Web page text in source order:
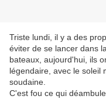
Triste lundi, il y a des
éviter de se lancer dans
bateaux, aujourd'hui, ils
légendaire, avec le soleil
soudaine.
C'est fou ce qui